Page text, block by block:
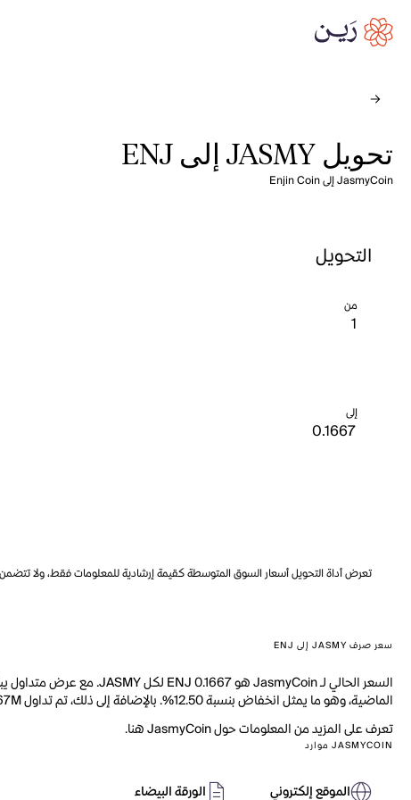
تحويل JASMY إلى ENJ
JasmyCoin إلى Enjin Coin
التحويل
من
إلى
تعرض أداة التحويل أسعار السوق المتوسطة كقيمة إرشادية للمعلومات فقط، ولا تتضمن
سعر صرف JASMY إلى ENJ
الماضية، وهو ما يمثل انخفاض بنسبة 12.50%. بالإضافة إلى ذلك، تم تداول 4.567M من JASMY خلال اليوم الماضي.
تعرف على المزيد من المعلومات حول JasmyCoin هنا.
JASMYCOIN موارد
الموقع إلكتروني الورقة البيضاء